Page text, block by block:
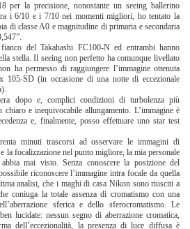
per la precisione, nonostante un seeing ballerino
i 6/10 e i 7/10 nei momenti migliori, ho tentato la
di classe A0 e magnitudine di primaria e secondaria
del Takahashi FC100-N ed entrambi hanno
stella. Il seeing non perfetto ha comunque livellato
ha permesso di raggiungere l’immagine ottenuta
105-SD (in occasione di una notte di eccezionale
dopo e, complici condizioni di turbolenza più
e inequivocabile allungamento. L’immagine è
e, finalmente, posso effettuare uno star test
minuti trascorsi ad osservare le immagini di
la focalizzazione nel punto migliore, la mia personale
mai visto. Senza conoscere la posizione del
riconoscere l’immagine intra focale da quella
analisi, che i maghi di casa Nikon sono riusciti a
coniuga la totale assenza di cromatismo con una
sferica e dello sferocromatismo. Le
lucidate: nessun segno di aberrazione cromatica,
dell’eccezionalità, la presenza di luce diffusa è